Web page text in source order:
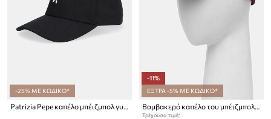
-25% ΜΕ ΚΩΔΙΚΟ*
-11%
ΕΞΤΡΑ -5% ΜΕ ΚΩΔΙΚΟ*
Τρέχουσα τιμή: